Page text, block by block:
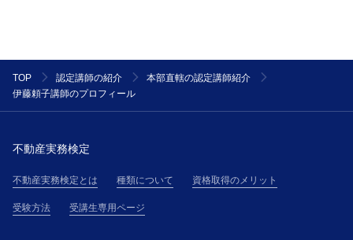
TOP 認定講師の紹介
本部直轄の認定講師紹介
伊藤頼子講師のプロフィール
不動産実務検定
不動産実務検定とは 種類について 資格取得のメリット
受験方法 受講生専用ページ